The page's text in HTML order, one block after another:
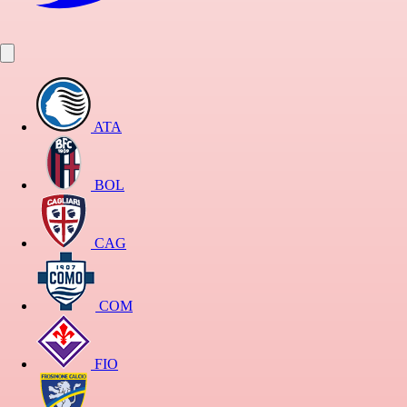
ATA
BOL
CAG
COM
FIO